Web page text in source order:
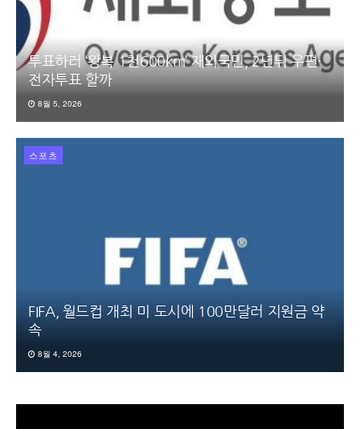
투표하러 ‘왕복 1천600km’ 재외국민, 2년뒤 우편·
전자투표 할까
8월 5, 2026
스포츠
FIFA, 월드컵 개최 미 도시에 100만달러 지원금 약
속
8월 4, 2026